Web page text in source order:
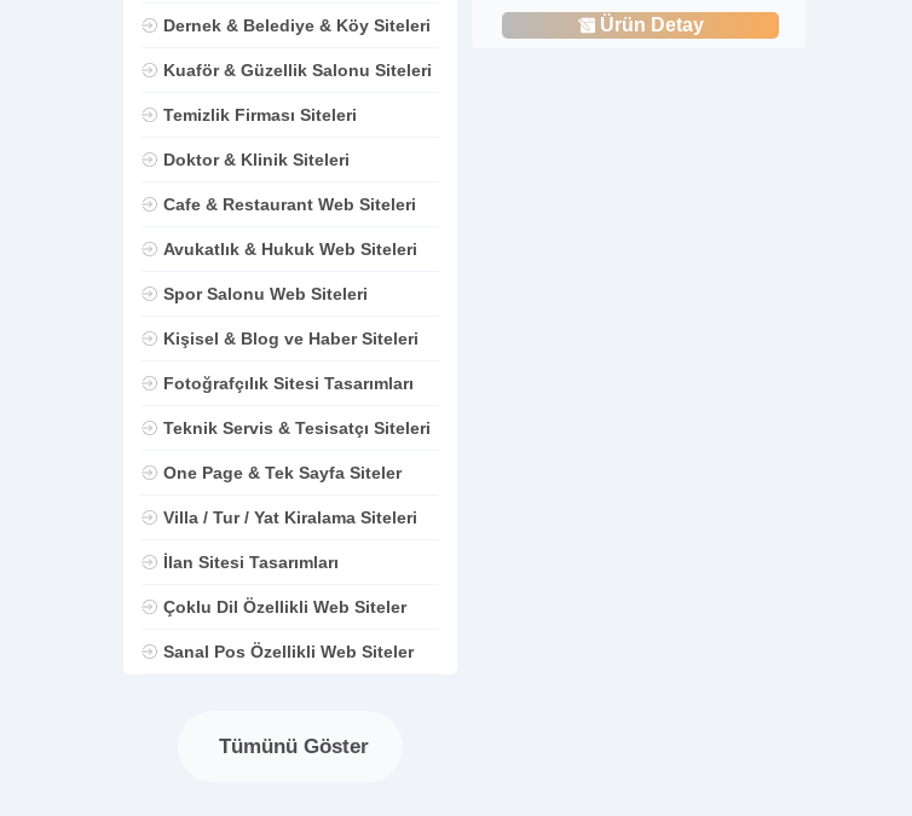
Dernek & Belediye & Köy Siteleri
Kuaför & Güzellik Salonu Siteleri
Temizlik Firması Siteleri
Doktor & Klinik Siteleri
Cafe & Restaurant Web Siteleri
Avukatlık & Hukuk Web Siteleri
Spor Salonu Web Siteleri
Kişisel & Blog ve Haber Siteleri
Fotoğrafçılık Sitesi Tasarımları
Teknik Servis & Tesisatçı Siteleri
One Page & Tek Sayfa Siteler
Villa / Tur / Yat Kiralama Siteleri
İlan Sitesi Tasarımları
Çoklu Dil Özellikli Web Siteler
Sanal Pos Özellikli Web Siteler
Tümünü Göster
Ürün Detay